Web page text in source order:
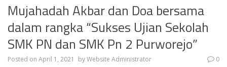
Mujahadah Akbar dan Doa bersama
dalam rangka “Sukses Ujian Sekolah
SMK PN dan SMK Pn 2 Purworejo”
Posted on April 1, 2021 byWebsite Administrator 0